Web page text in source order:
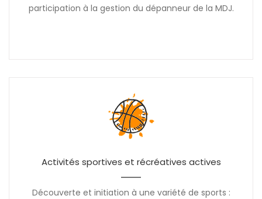
participation à la gestion du dépanneur de la MDJ.
Activités sportives et récréatives actives
Découverte et initiation à une variété de sports :